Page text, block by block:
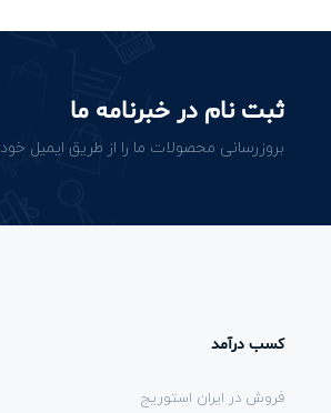
ثبت نام در خبرنامه ما
بروزرسانی محصولات ما را از طریق ایمیل خود
کسب درآمد
فروش در ایران استوریج